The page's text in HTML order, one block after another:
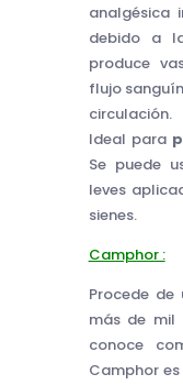
analgésica
debido a
produce
flujo
circulación.
Ideal para
Se puede
leves
sienes.
Camphor :
Procede
más de mil
conoce
Camphor